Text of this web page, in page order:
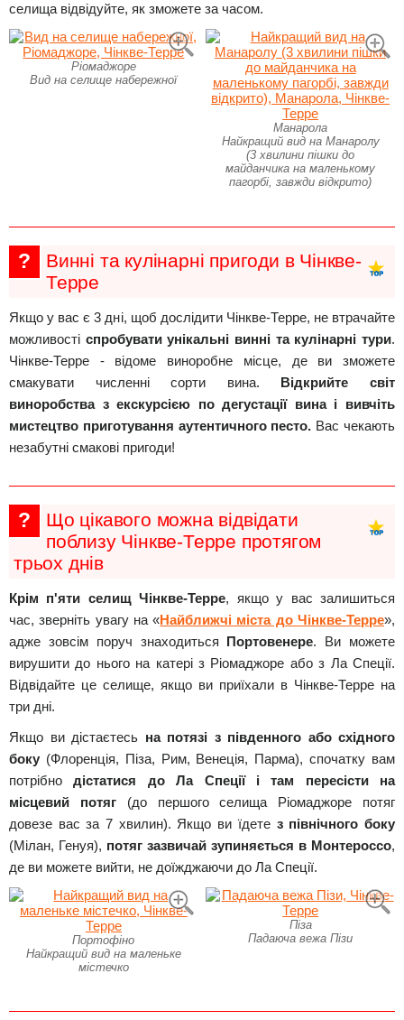
селища відвідуйте, як зможете за часом.
Ріомаджоре
Вид на селище набережної
Манарола
Найкращий вид на Манаролу
(3 хвилини пішки до
майданчика на маленькому
пагорбі, завжди відкрито)
?
Винні та кулінарні пригоди в Чінкве-
Терре
Якщо у вас є 3 дні, щоб дослідити Чінкве-Терре, не втрачайте
можливості спробувати унікальні винні та кулінарні тури.
Чінкве-Терре - відоме виноробне місце, де ви зможете
смакувати численні сорти вина. Відкрийте світ
виноробства з екскурсією по дегустації вина і вивчіть
мистецтво приготування аутентичного песто. Вас чекають
незабутні смакові пригоди!
?
Що цікавого можна відвідати
поблизу Чінкве-Терре протягом
трьох днів
Крім п'яти селищ Чінкве-Терре, якщо у вас залишиться
час, зверніть увагу на «Найближчі міста до Чінкве-Терре»,
адже зовсім поруч знаходиться Портовенере. Ви можете
вирушити до нього на катері з Ріомаджоре або з Ла Спеції.
Відвідайте це селище, якщо ви приїхали в Чінкве-Терре на
три дні.
Якщо ви дістаєтесь на потязі з південного або східного
боку (Флоренція, Піза, Рим, Венеція, Парма), спочатку вам
потрібнодістатися до Ла Спеції і там пересісти на
місцевий потяг(до першого селища Ріомаджоре потяг
довезе вас за 7 хвилин). Якщо ви їдете з північного боку
(Мілан, Генуя), потяг зазвичай зупиняється в Монтероссо,
де ви можете вийти, не доїжджаючи до Ла Спеції.
Портофіно
Найкращий вид на маленьке
містечко
Піза
Падаюча вежа Пізи